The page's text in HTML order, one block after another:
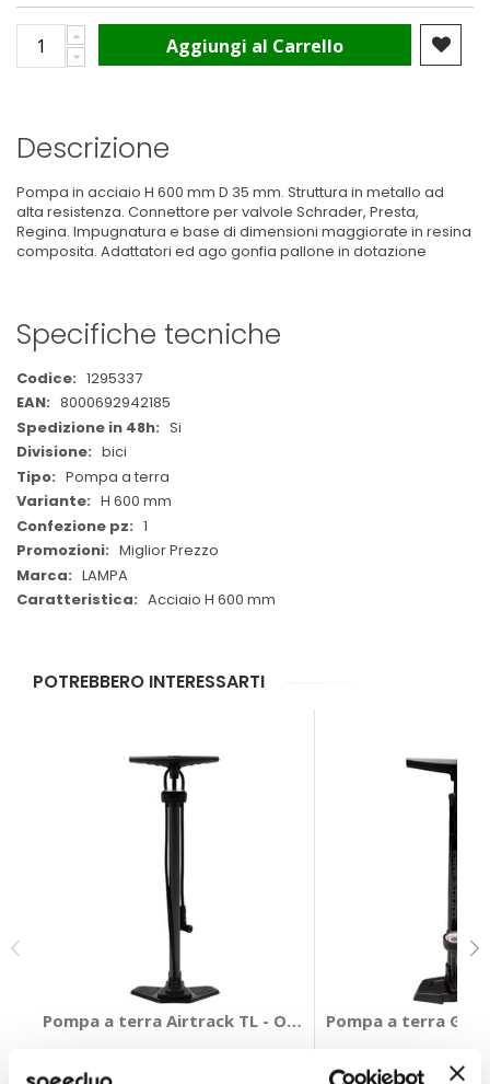
Aggiungi al Carrello
Descrizione
Pompa in acciaio H 600 mm D 35 mm. Struttura in metallo ad
alta resistenza. Connettore per valvole Schrader, Presta,
Regina. Impugnatura e base di dimensioni maggiorate in resina
composita. Adattatori ed ago gonfia pallone in dotazione
Specifiche tecniche
Maggiori
Informazioni
1295337
8000692942185
Si
bici
Pompa a terra
H 600 mm
1
Miglior Prezzo
LAMPA
Acciaio H 600 mm
POTREBBERO INTERESSARTI
Pompa a terra Airtrack TL - OXFORDPompa a terra Grid